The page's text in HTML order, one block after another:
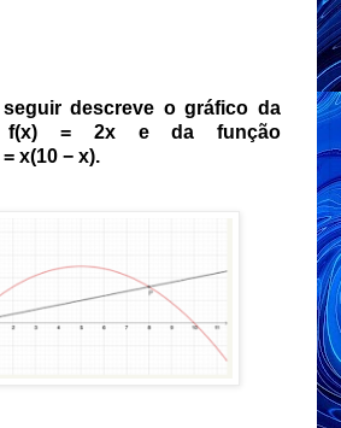
descreve o gráfico da
f(x) = 2x e da função
x(10 − x).